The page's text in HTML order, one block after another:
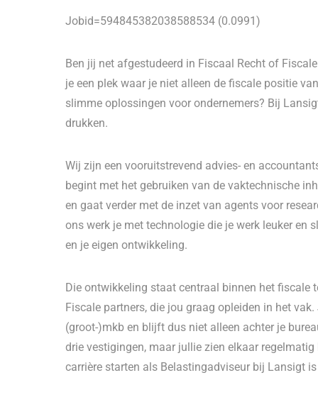
Jobid=594845382038588534 (0.0991)
Ben jij net afgestudeerd in Fiscaal Recht of
je een plek waar je niet alleen de fiscale positie
slimme oplossingen voor ondernemers? Bij
drukken.
Wij zijn een vooruitstrevend advies- en
begint met het gebruiken van de vaktechnische
en gaat verder met de inzet van agents voor
ons werk je met technologie die je werk leuker
en je eigen ontwikkeling.
Die ontwikkeling staat centraal binnen het fiscale
Fiscale partners, die jou graag opleiden in het
(groot-)mkb en blijft dus niet alleen achter je
drie vestigingen, maar jullie zien elkaar
carrière starten als Belastingadviseur bij Lansigt